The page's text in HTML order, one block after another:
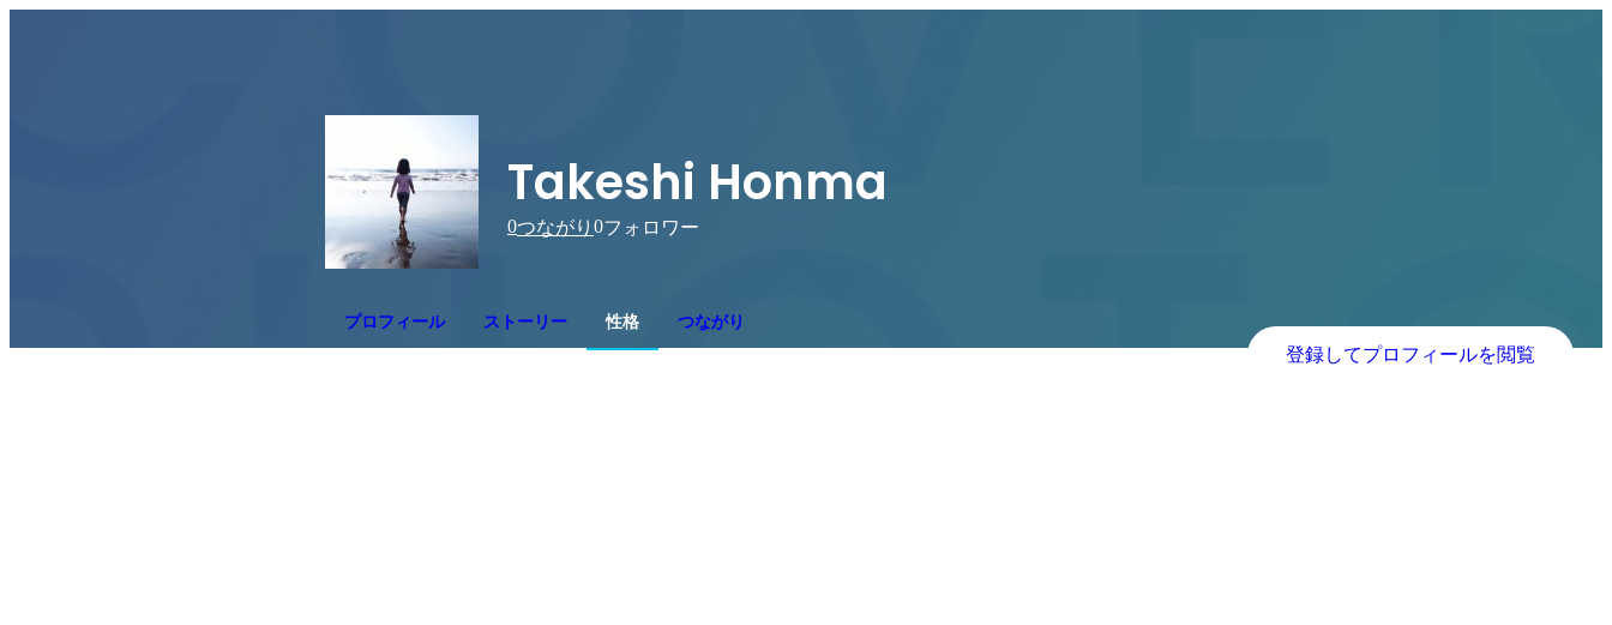
Takeshi Honma
0つながり 0フォロワー
プロフィール ストーリー 性格 つながり
登録してプロフィールを閲覧